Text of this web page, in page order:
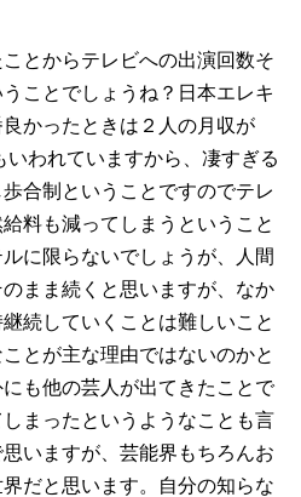
とからテレビへの出演回数そ
ことでしょうね？日本エレキ
かったときは２人の月収が
われていますから、凄すぎる
合制ということですのでテレ
料も減ってしまうということ
に限らないでしょうが、人間
まま続くと思いますが、なか
続していくことは難しいこと
とが主な理由ではないのかと
も他の芸人が出てきたことで
まったというようなことも言
いますが、芸能界もちろんお
だと思います。自分の知らな